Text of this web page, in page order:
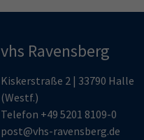
vhs Ravensberg
Kiskerstraße 2 | 33790 Halle
(Westf.)
Telefon +49 5201 8109-0
post@vhs-ravensberg.de